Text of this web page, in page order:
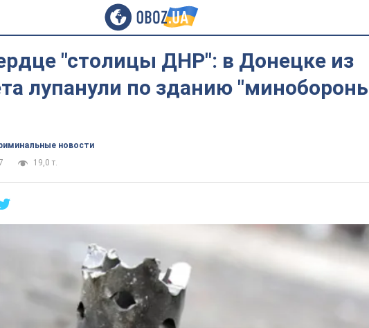
"столицы ДНР": в Донецке из
лупанули по зданию
новости
19,0 т.